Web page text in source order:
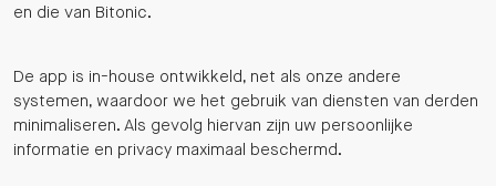
en die van Bitonic.
De app is in-house ontwikkeld, net als onze andere
systemen, waardoor we het gebruik van diensten van derden
minimaliseren. Als gevolg hiervan zijn uw persoonlijke
informatie en privacy maximaal beschermd.